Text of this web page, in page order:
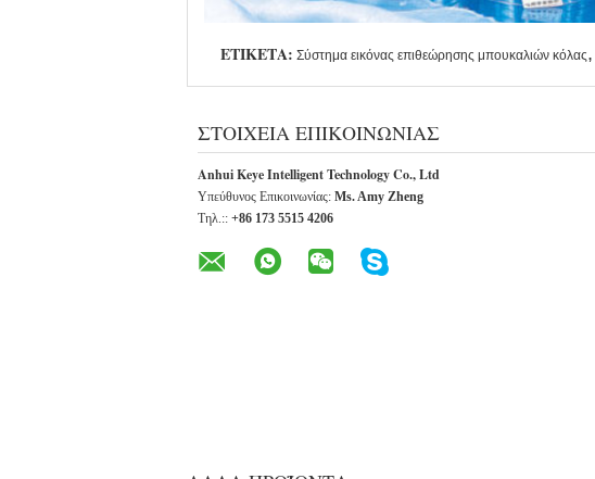
ΕΤΙΚΈΤΑ: Σύστημα εικόνας επιθεώρησης μπουκαλιών κόλας,
ΣΤΟΙΧΕΊΑ ΕΠΙΚΟΙΝΩΝΊΑΣ
Anhui Keye Intelligent Technology Co., Ltd
Υπεύθυνος Επικοινωνίας: Ms. Amy Zheng
Τηλ.:: +86 173 5515 4206